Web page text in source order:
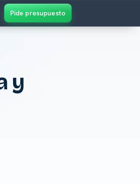
Pide presupuesto
y